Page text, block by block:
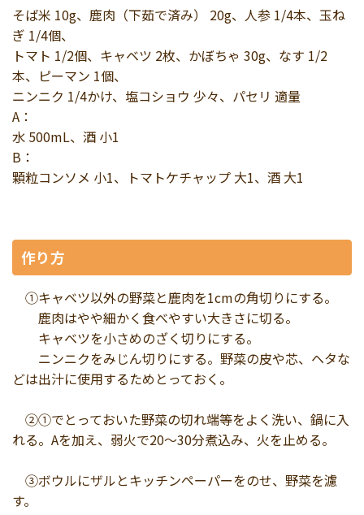
そば米 10g、鹿肉（下茹で済み） 20g、人参 1/4本、玉ね
ぎ 1/4個、
トマト 1/2個、キャベツ 2枚、かぼちゃ 30g、なす 1/2
本、ピーマン 1個、
ニンニク 1/4かけ、塩コショウ 少々、パセリ 適量
A：
水 500mL、酒 小1
B：
顆粒コンソメ 小1、トマトケチャップ 大1、酒 大1
作り方
①キャベツ以外の野菜と鹿肉を1cmの角切りにする。
鹿肉はやや細かく食べやすい大きさに切る。
キャベツを小さめのざく切りにする。
ニンニクをみじん切りにする。野菜の皮や芯、ヘタな
どは出汁に使用するためとっておく。
②①でとっておいた野菜の切れ端等をよく洗い、鍋に入
れる。Aを加え、弱火で20～30分煮込み、火を止める。
③ボウルにザルとキッチンペーパーをのせ、野菜を濾
す。